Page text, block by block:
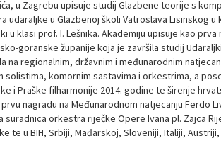
u Zagrebu upisuje studij Glazbene teorije s
udaraljke u Glazbenoj školi Vatroslava Lisinskog
u klasi prof. I. Lešnika. Akademiju upisuje kao
goranske županije koja je završila studij
na regionalnim, državnim i međunarodnim
solistima, komornim sastavima i orkestrima, a
i Praške filharmonije 2014. godine te širenje
nagradu na Međunarodnom natjecanju Ferdo
suradnica orkestra riječke Opere Ivana pl. Zajca
te u BIH, Srbiji, Mađarskoj, Sloveniji, Italiji,